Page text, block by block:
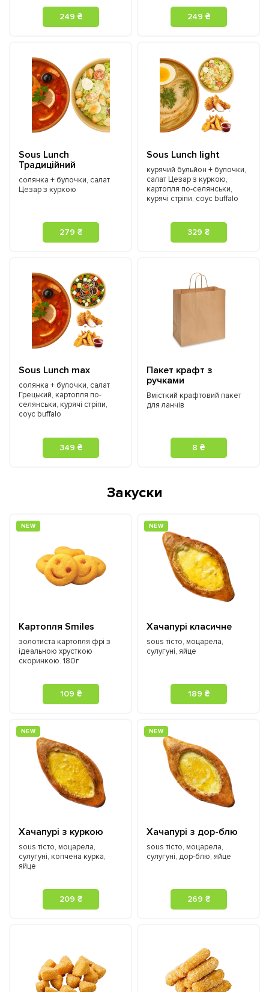
249 ₴ 249 ₴
Sous Lunch
Традиційний
солянка + булочки, салат
Цезар з куркою
279 ₴
Sous Lunch light
курячий бульйон + булочки,
салат Цезар з куркою,
картопля по-селянськи,
курячі стріпи, соус buffalo
329 ₴
Sous Lunch max
солянка + булочки, салат
Грецький, картопля по-
селянськи, курячі стріпи,
соус buffalo
349 ₴
Пакет крафт з
ручками
Вмісткий крафтовий пакет
для ланчів
8 ₴
Закуски
NEW
Картопля Smiles
золотиста картопля фрі з
ідеальною хрусткою
скоринкою. 180г
109 ₴
NEW
Хачапурі класичне
sous тісто, моцарела,
сулугуні, яйце
189 ₴
NEW
Хачапурі з куркою
sous тісто, моцарела,
сулугуні, копчена курка,
яйце
209 ₴
NEW
Хачапурі з дор-блю
sous тісто, моцарела,
сулугуні, дор-блю, яйце
269 ₴